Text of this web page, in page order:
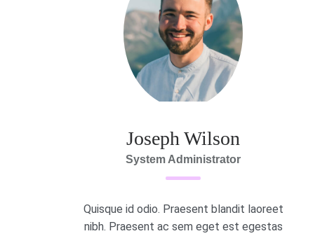
Joseph Wilson
System Administrator
Quisque id odio. Praesent blandit laoreet
nibh. Praesent ac sem eget est egestas